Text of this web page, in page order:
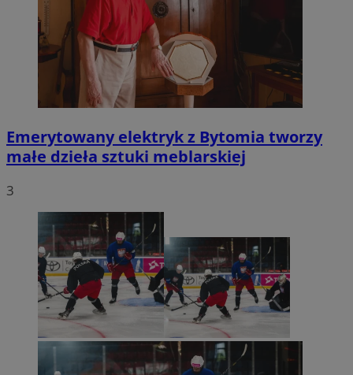
Emerytowany elektryk z Bytomia tworzy
małe dzieła sztuki meblarskiej
3